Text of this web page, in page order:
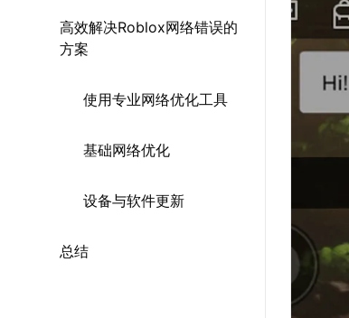
高效解决Roblox网络错误的
方案
使用专业网络优化工具
基础网络优化
设备与软件更新
总结